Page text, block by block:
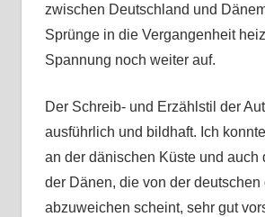
zwischen Deutschland und
Sprünge in die Vergangenheit
Spannung noch weiter auf.
Der Schreib- und Erzählstil der
ausführlich und bildhaft. Ich
an der dänischen Küste und auch
der Dänen, die von der deutschen
abzuweichen scheint, sehr gut